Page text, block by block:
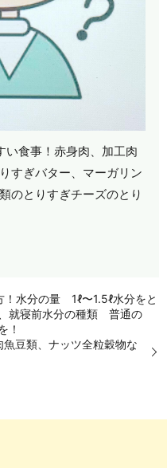
い食事！赤身肉、加工肉
すぎバター、マーガリン
のとりすぎチーズのとり
水分の量 1ℓ〜1.5ℓ水分をと
就寝前水分の種類 普通の
！
豆類、ナッツ全粒穀物な